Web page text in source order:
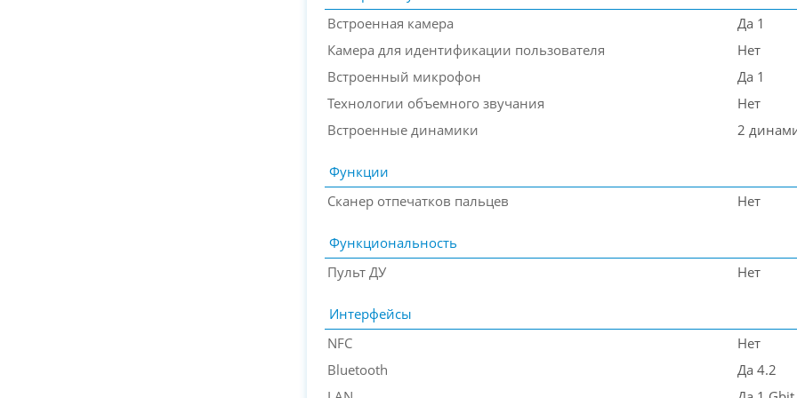
Встроенная камера
Да 1
Камера для идентификации пользователя
Нет
Встроенный микрофон
Да 1
Технологии объемного звучания
Нет
Встроенные динамики
2
Функции
Сканер отпечатков пальцев
Нет
Функциональность
Пульт ДУ
Нет
Интерфейсы
NFC
Нет
Bluetooth
Да 4.2